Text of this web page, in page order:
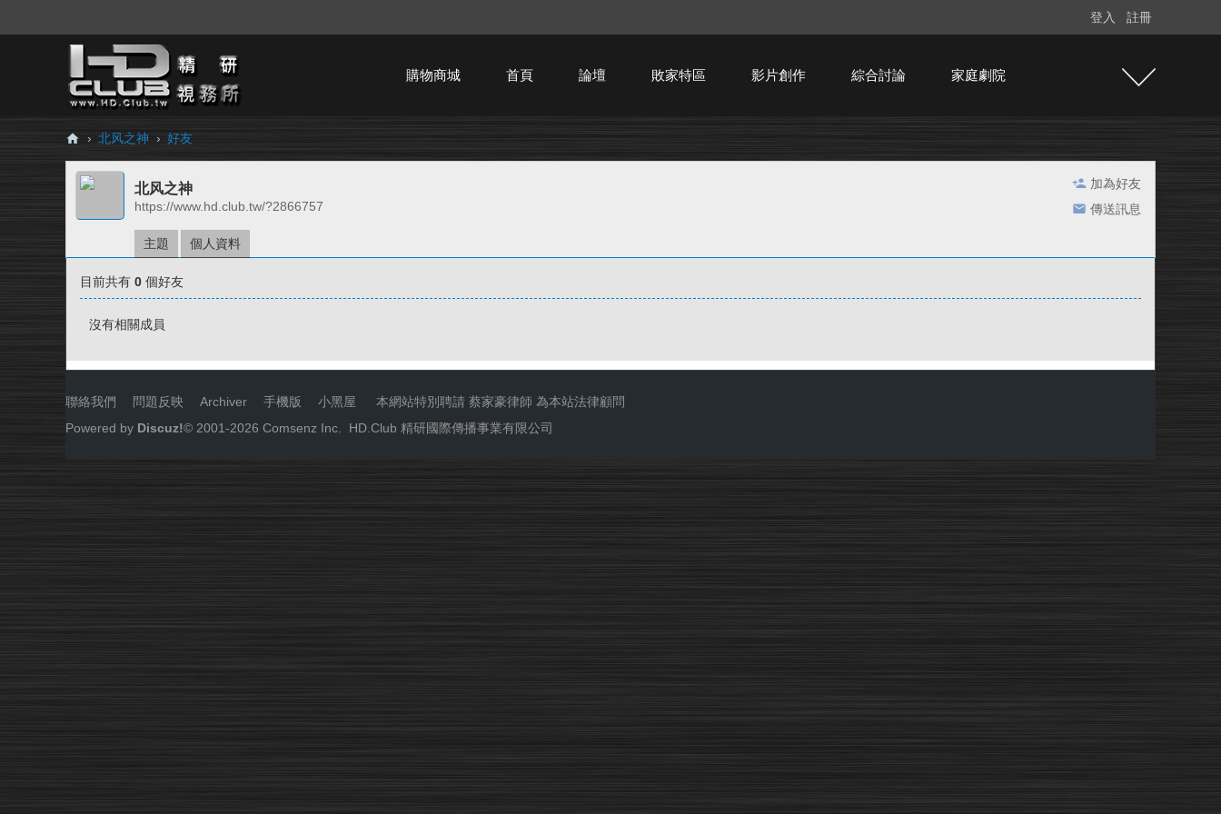
登入 註冊
購物商城 首頁 論壇 敗家特區 影片創作 綜合討論 家庭劇院
H
Cl
所
› 北风之神 › 好友
加為好友
傳送訊息
北风之神
https://www.hd.club.tw/?2866757
主題 個人資料
目前共有 0 個好友
沒有相關成員
聯絡我們 問題反映 Archiver 手機版 小黑屋 本網站特別聘請 蔡家豪律師 為本站法律顧問
Powered by Discuz!© 2001-2026 Comsenz Inc. HD.Club 精研國際傳播事業有限公司